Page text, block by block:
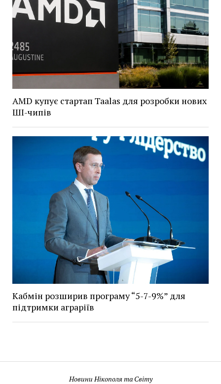
AMD купує стартап Taalas для розробки нових
ШІ-чипів
Кабмін розширив програму “5-7-9%” для
підтримки аграріїв
Новини Нікополя та Світу